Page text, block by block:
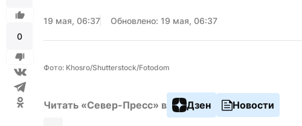
0
19 мая, 06:37 Обновлено: 19 мая, 06:37
Фото: Khosro/Shutterstock/Fotodom
Читать «Север-Пресс» в Дзен Новости